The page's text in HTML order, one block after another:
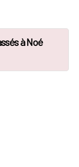
à Noé